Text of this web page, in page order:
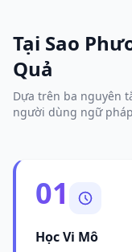
Tại Sao
Quả
Dựa trên ba nguyên
người dùng ngữ
01
Học Vi Mô